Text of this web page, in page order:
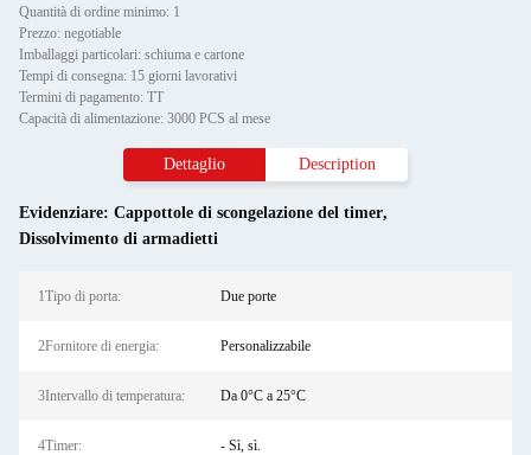
Quantità di ordine minimo: 1
Prezzo: negotiable
Imballaggi particolari: schiuma e cartone
Tempi di consegna: 15 giorni lavorativi
Termini di pagamento: TT
Capacità di alimentazione: 3000 PCS al mese
Dettaglio Description
Evidenziare: Cappottole di scongelazione del timer,
Dissolvimento di armadietti
1Tipo di porta: Due porte
2Fornitore di energia: Personalizzabile
3Intervallo di temperatura: Da 0°C a 25°C
4Timer: - Sì, sì.